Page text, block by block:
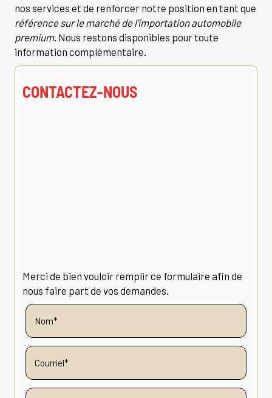
nos services et de renforcer notre position en tant que
référence sur le marché de l'importation automobile
premium. Nous restons disponibles pour toute
information complémentaire.
CONTACTEZ-NOUS
Merci de bien vouloir remplir ce formulaire afin de
nous faire part de vos demandes.